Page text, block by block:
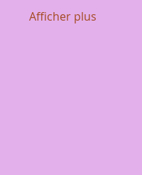
Afficher plus